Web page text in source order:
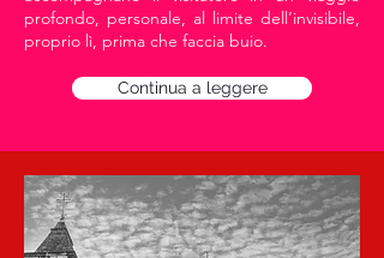
profondo, personale, al limite dell’invisibile,
proprio lì, prima che faccia buio.
Continua a leggere